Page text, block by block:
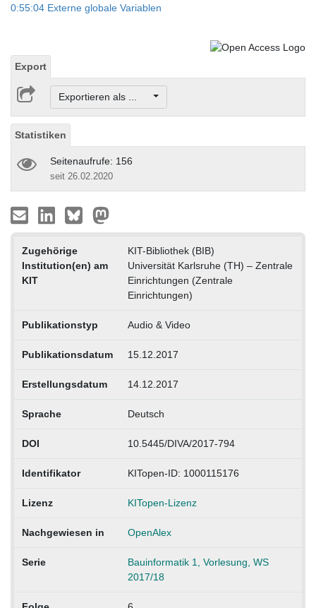
0:55:04 Externe globale Variablen
Export
Exportieren als ...
Statistiken
Seitenaufrufe: 156
seit 26.02.2020
Zugehörige
Institution(en) am
KIT
KIT-Bibliothek (BIB)
Universität Karlsruhe (TH) – Zentrale
Einrichtungen (Zentrale
Einrichtungen)
Publikationstyp Audio & Video
Publikationsdatum 15.12.2017
Erstellungsdatum 14.12.2017
Sprache Deutsch
DOI 10.5445/DIVA/2017-794
Identifikator KITopen-ID: 1000115176
Lizenz KITopen-Lizenz
Nachgewiesen in OpenAlex
Serie
Bauinformatik 1, Vorlesung, WS
2017/18